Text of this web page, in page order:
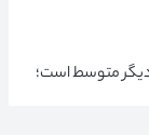
دیگر متوسط است؛